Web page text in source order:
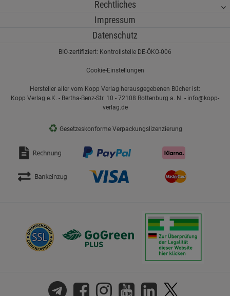
Rechtliches
Impressum
Datenschutz
BIO-zertifiziert: Kontrollstelle DE-ÖKO-006
Cookie-Einstellungen
Hersteller aller vom Kopp Verlag herausgegebenen Bücher ist:
Kopp Verlag e.K. - Bertha-Benz-Str. 10 - 72108 Rottenburg a. N. - info@kopp-
verlag.de
♻ Gesetzeskonforme Verpackungslizenzierung